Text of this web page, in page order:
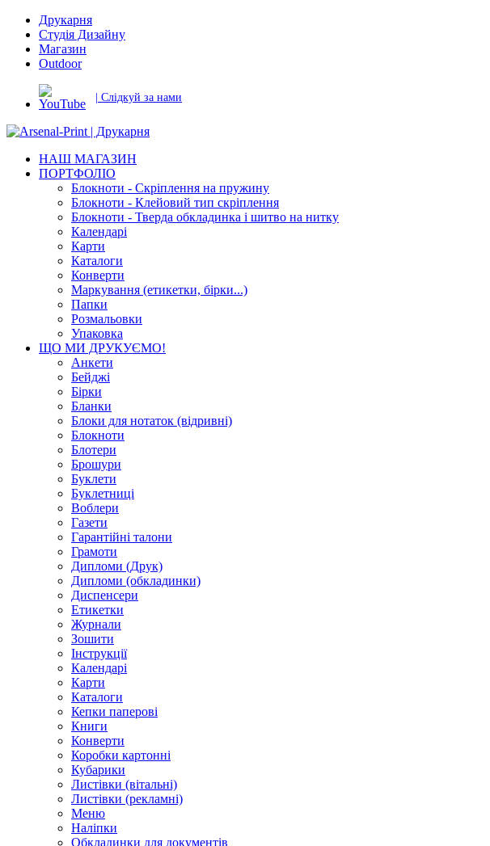
Друкарня
Студія Дизайну
Магазин
Outdoor
| Слідкуй за нами
НАШ МАГАЗИН
ПОРТФОЛІО
Блокноти - Скріплення на пружину
Блокноти - Клейовий тип скріплення
Блокноти - Тверда обкладинка і шитво на нитку
Календарі
Карти
Каталоги
Конверти
Маркування (етикетки, бірки...)
Папки
Розмальовки
Упаковка
ЩО МИ ДРУКУЄМО!
Анкети
Бейджі
Бірки
Бланки
Блоки для нотаток (відривні)
Блокноти
Блотери
Брошури
Буклети
Буклетниці
Воблери
Газети
Гарантійні талони
Грамоти
Дипломи (Друк)
Дипломи (обкладинки)
Диспенсери
Етикетки
Журнали
Зошити
Інструкції
Календарі
Карти
Каталоги
Кепки паперові
Книги
Конверти
Коробки картонні
Кубарики
Листівки (вітальні)
Листівки (рекламні)
Меню
Наліпки
Обкладинки для документів